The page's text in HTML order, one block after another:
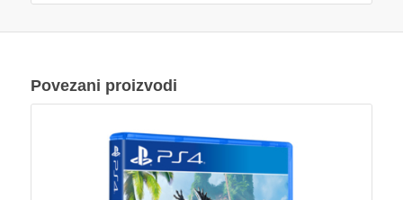
Povezani proizvodi